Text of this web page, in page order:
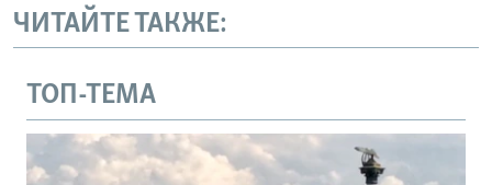
ЧИТАЙТЕ ТАКЖЕ:
ТОП-ТЕМА